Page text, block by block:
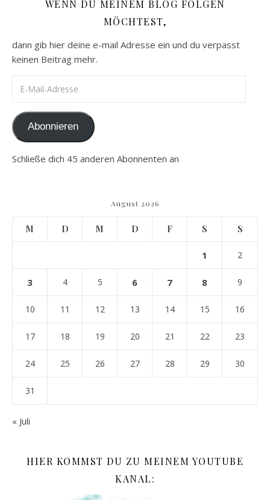
WENN DU MEINEM BLOG FOLGEN
MÖCHTEST,
dann gib hier deine e-mail Adresse ein und du verpasst
keinen Beitrag mehr.
Abonnieren
Schließe dich 45 anderen Abonnenten an
August 2026
M D M D F S S
1 2
3 4 5 6 7 8 9
10 11 12 13 14 15 16
17 18 19 20 21 22 23
24 25 26 27 28 29 30
31
« Juli
HIER KOMMST DU ZU MEINEM YOUTUBE
KANAL: